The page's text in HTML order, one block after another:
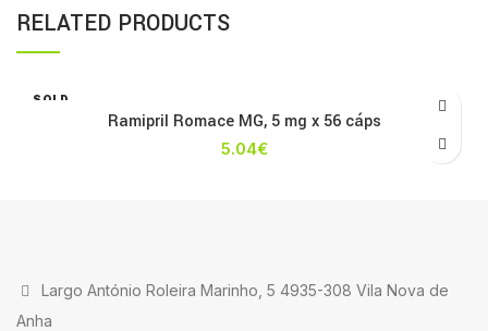
RELATED PRODUCTS
SOLD
Ramipril Romace MG, 5 mg x 56 cáps
5.04€
Largo António Roleira Marinho, 5 4935-308 Vila Nova de
Anha